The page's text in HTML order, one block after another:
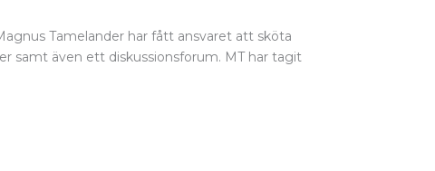
Tamelander har fått ansvaret att sköta
samt även ett diskussionsforum. MT har tagit